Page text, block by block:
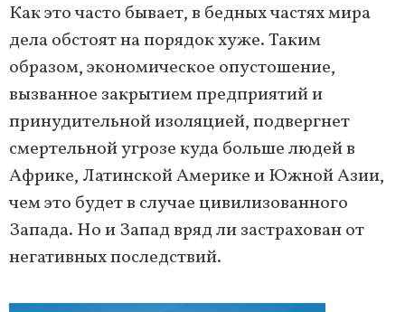
Как это часто бывает, в бедных частях мира
дела обстоят на порядок хуже. Таким
образом, экономическое опустошение,
вызванное закрытием предприятий и
принудительной изоляцией, подвергнет
смертельной угрозе куда больше людей в
Африке, Латинской Америке и Южной Азии,
чем это будет в случае цивилизованного
Запада. Но и Запад вряд ли застрахован от
негативных последствий.